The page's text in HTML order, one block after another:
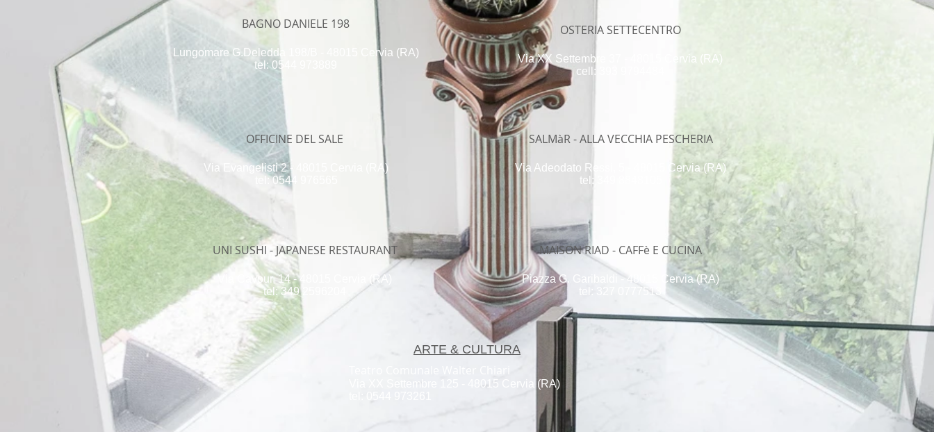
BAGNO DANIELE 198
Lungomare G.Deledda 198/B - 48015 Cervia (RA)
tel: 0544 973889
OSTERIA SETTECENTRO
Via XX Settembre 37 - 48015 Cervia (RA)
cell: 393 9794484
OFFICINE DEL SALE
Via Evangelisti 2 - 48015 Cervia (RA)
tel: 0544 976565
SALMàR - ALLA VECCHIA PESCHERIA
Via Adeodato Ressi, 5 - 48015 Cervia (RA)
tel: 349 8848105
UNI SUSHI - JAPANESE RESTAURANT
Via Cavour, 14 - 48015 Cervia (RA)
tel: 349 2596204
MAISON RIAD - CAFFè E CUCINA
Piazza G. Garibaldi - 48015 Cervia (RA)
tel: 327 0777513
Via XX Settembre 125 - 48015 Cervia (RA)
ARTE & CULTURA